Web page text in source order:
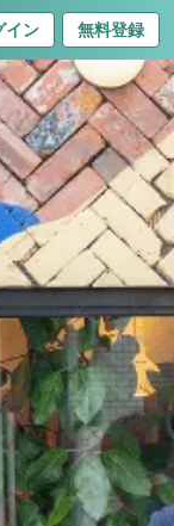
イン 無料登録